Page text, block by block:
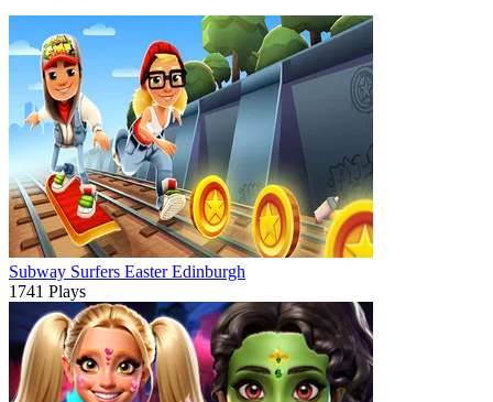
Subway Surfers Easter Edinburgh
1741 Plays